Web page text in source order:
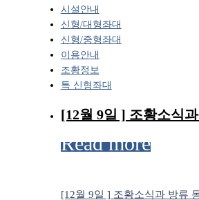
시설안내
신형/대형좌대
신형/중형좌대
이용안내
조황정보
특 신형좌대
[12월 9일 ] 조황소식
Read more
[12월 9일 ] 조황소식과 방류